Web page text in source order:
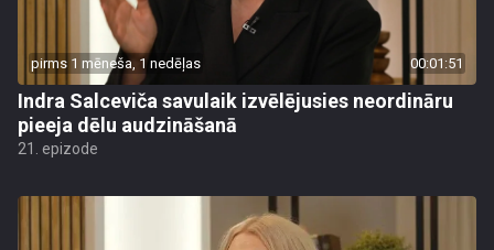
pirms 1 mēneša, 1 nedēļas 00:01:51
Indra Salceviča savulaik izvēlējusies neordināru
pieeja dēlu audzināšanā
21. epizode